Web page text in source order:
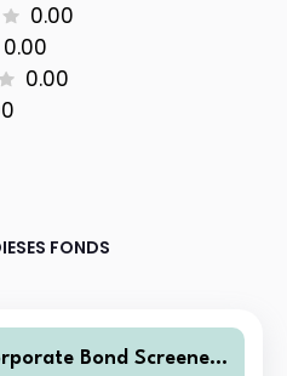
0.00
0.00
0.00
FONDS
Bond Screened